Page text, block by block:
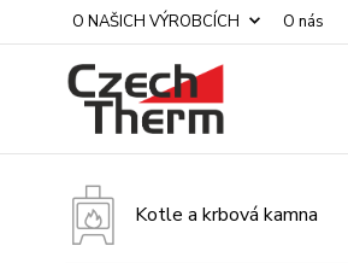
O NAŠICH VÝROBCÍCH O nás
Kotle a krbová kamna